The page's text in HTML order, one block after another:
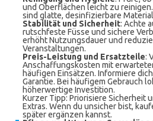
und Oberflächen leicht zu
sind glatte, desinfizierbare
Stabilität und Sicherheit: Achte
rutschfeste Füsse und sichere
erhöht Nutzungsdauer und
Veranstaltungen.
Preis-Leistung und Ersatzteile:
Anschaffungskosten mit
häufigen Einsätzen. Informiere
Garantie. Bei häufigem Gebrauch
höherwertige Investition.
Kurzer Tipp: Priorisiere Sicherheit
Extras. Wenn du unsicher bist,
später ergänzen kannst.